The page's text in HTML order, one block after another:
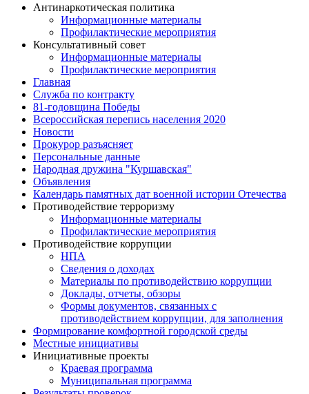
Антинаркотическая политика
Информационные материалы
Профилактические мероприятия
Консультативный совет
Информационные материалы
Профилактические мероприятия
Главная
Служба по контракту
81-годовщина Победы
Всероссийская перепись населения 2020
Новости
Прокурор разъясняет
Персональные данные
Народная дружина "Куршавская"
Объявления
Календарь памятных дат военной истории Отечества
Противодействие терроризму
Информационные материалы
Профилактические мероприятия
Противодействие коррупции
НПА
Сведения о доходах
Материалы по противодействию коррупции
Доклады, отчеты, обзоры
Формы документов, связанных с
противодействием коррупции, для заполнения
Формирование комфортной городской среды
Местные инициативы
Инициативные проекты
Краевая программа
Муниципальная программа